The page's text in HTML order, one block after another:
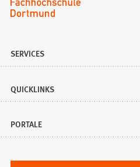
b
)
SERVICES
QUICKLINKS
PORTALE